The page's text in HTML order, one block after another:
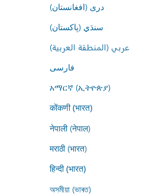
درى (افغانستان)
سنڌي (پاکستان)
عربي (المنطقة العربية)
فارسى
አማርኛ (ኢትዮጵያ)
कोंकणी (भारत)
नेपाली (नेपाल)
मराठी (भारत)
हिन्दी (भारत)
অসমীয়া (ভাৰত)